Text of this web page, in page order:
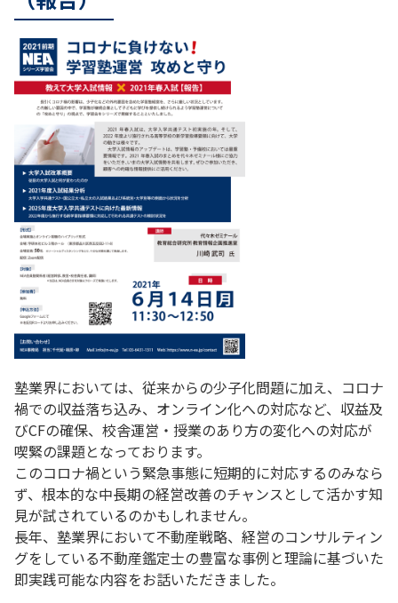
塾業界においては、従来からの少子化問題に加え、コロナ
禍での収益落ち込み、オンライン化への対応など、収益及
びCFの確保、校舎運営・授業のあり方の変化への対応が
喫緊の課題となっております。
このコロナ禍という緊急事態に短期的に対応するのみなら
ず、根本的な中長期の経営改善のチャンスとして活かす知
見が試されているのかもしれません。
長年、塾業界において不動産戦略、経営のコンサルティン
グをしている不動産鑑定士の豊富な事例と理論に基づいた
即実践可能な内容をお話いただきました。